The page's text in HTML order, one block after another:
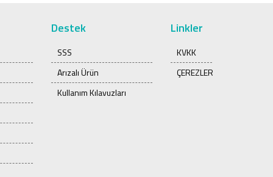
Destek
SSS
Arızalı Ürün
Kullanım Kılavuzları
Linkler
KVKK
ÇEREZLER